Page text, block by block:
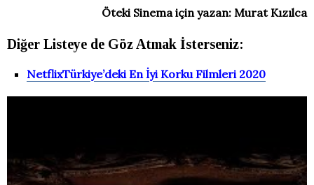
Öteki Sinema için yazan: Murat Kızılca
Diğer Listeye de Göz Atmak İsterseniz:
NetflixTürkiye’deki En İyi Korku Filmleri 2020